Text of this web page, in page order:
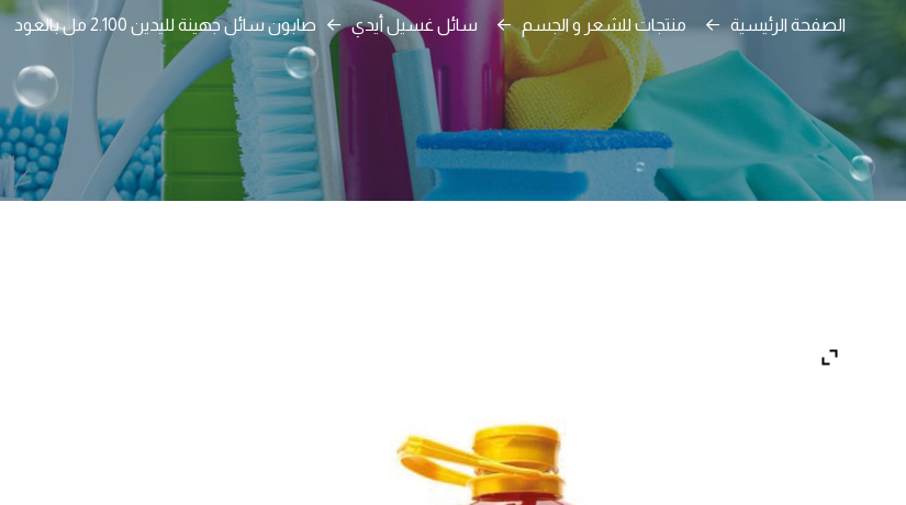
الصفحة الرئيسية منتجات للشعر و الجسم سائل غسيل أيدي صابون سائل جهينة لليدين 2.100 مل بالعود